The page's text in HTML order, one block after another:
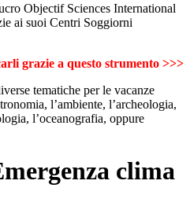
Objectif Sciences International
ai suoi Centri Soggiorni
grazie a questo strumento >>>
tematiche per le vacanze
l’ambiente, l’archeologia,
l’oceanografia, oppure
clima